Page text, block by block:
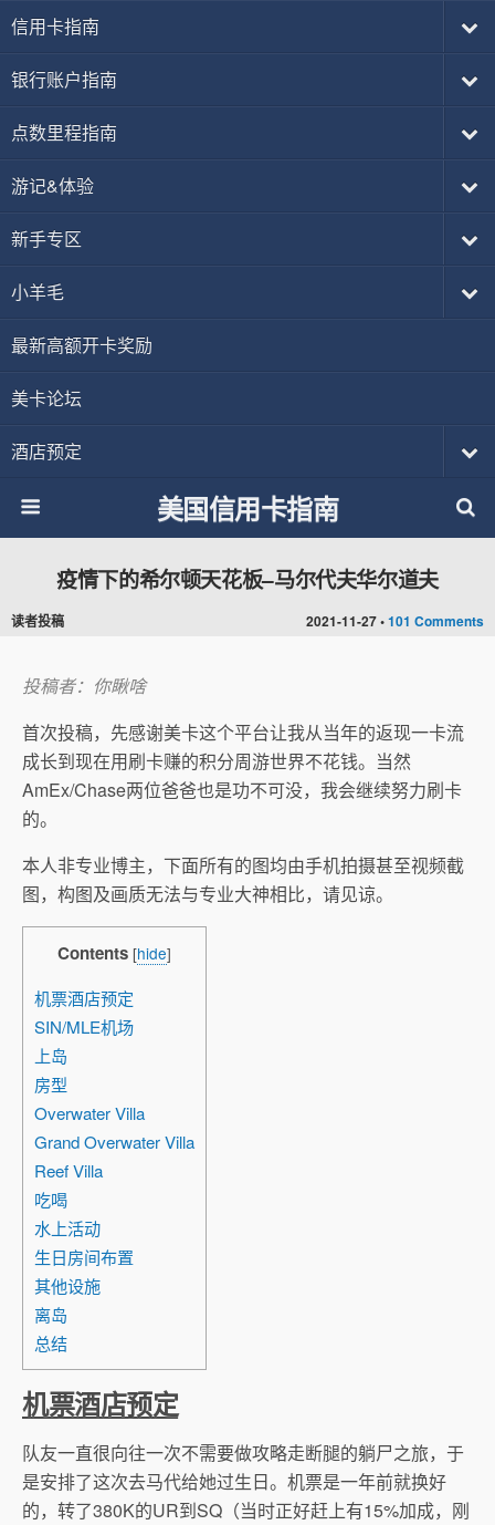
信用卡指南
银行账户指南
点数里程指南
游记&体验
新手专区
小羊毛
最新高额开卡奖励
美卡论坛
酒店预定
美国信用卡指南
2021-11-27 •101 Comments
疫情下的希尔顿天花板–马尔代夫华尔道夫
读者投稿
投稿者：你瞅啥
首次投稿，先感谢美卡这个平台让我从当年的返现一卡流
成长到现在用刷卡赚的积分周游世界不花钱。当然
AmEx/Chase两位爸爸也是功不可没，我会继续努力刷卡
的。
本人非专业博主，下面所有的图均由手机拍摄甚至视频截
图，构图及画质无法与专业大神相比，请见谅。
Contents [hide]
机票酒店预定
SIN/MLE机场
上岛
房型
Overwater Villa
Grand Overwater Villa
Reef Villa
吃喝
水上活动
生日房间布置
其他设施
离岛
总结
机票酒店预定
队友一直很向往一次不需要做攻略走断腿的躺尸之旅，于
是安排了这次去马代给她过生日。机票是一年前就换好
的，转了380K的UR到SQ（当时正好赶上有15%加成，刚